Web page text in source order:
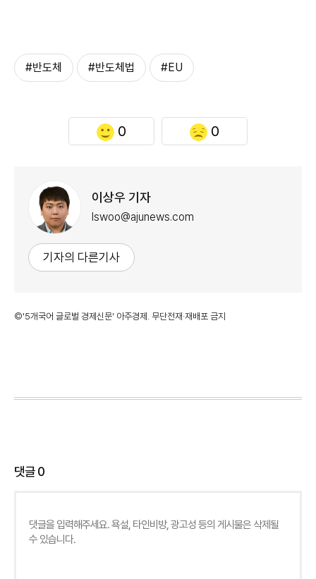
#반도체 #반도체법 #EU
0 0
이상우 기자
lswoo@ajunews.com
기자의 다른기사
©'5개국어 글로벌 경제신문' 아주경제. 무단전재·재배포 금지
댓글0